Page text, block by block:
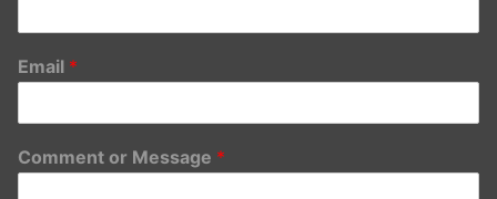
Email *
Comment or Message *